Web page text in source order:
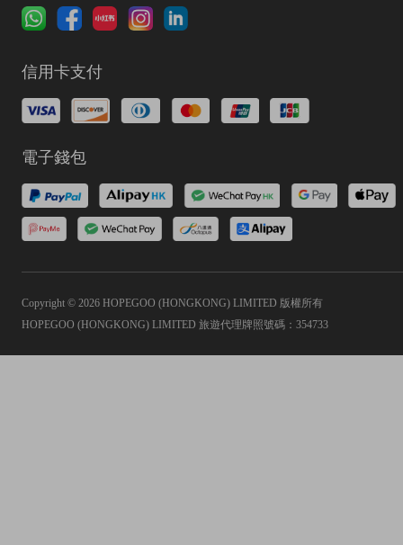
信用卡支付
電子錢包
Copyright © 2026 HOPEGOO (HONGKONG) LIMITED 版權所有
HOPEGOO (HONGKONG) LIMITED 旅遊代理牌照號碼：354733